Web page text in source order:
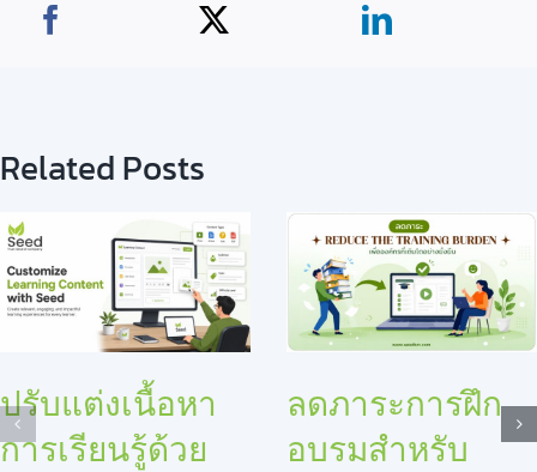
Related Posts
ปรับแต่งเนื้อหา
การเรียนรู้ด้วย
ลดภาระการฝึก
อบรมสำหรับ